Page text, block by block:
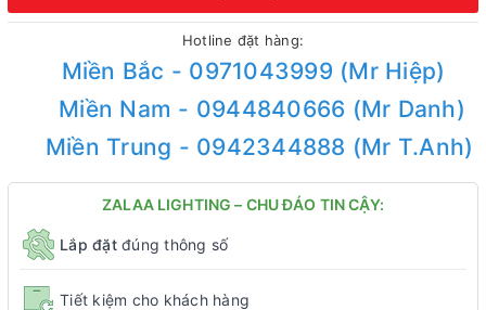
Hotline đặt hàng:
Miền Bắc - 0971043999 (Mr Hiệp)
Miền Nam - 0944840666 (Mr Danh)
Miền Trung - 0942344888 (Mr T.Anh)
ZALAA LIGHTING – CHU ĐÁO TIN CẬY:
Lắp đặtđúng thông số
Tiết kiệm cho khách hàng